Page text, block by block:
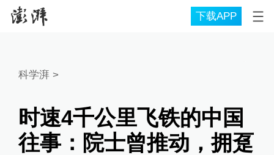
下载APP
科学湃 >
时速4千公里飞铁的中国
往事：院士曾推动，拥趸